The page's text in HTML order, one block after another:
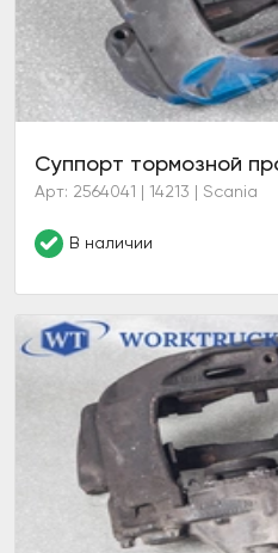
Арт: 2564041 | 14213 | Scania
В наличии